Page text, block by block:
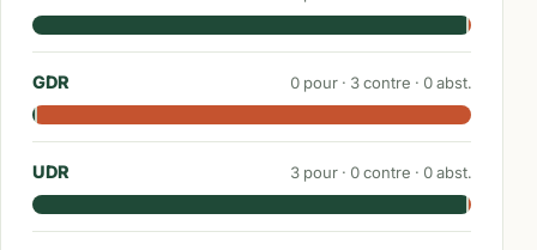
GDR 0 pour · 3contre · 0abst.
UDR 3 pour · 0contre · 0abst.